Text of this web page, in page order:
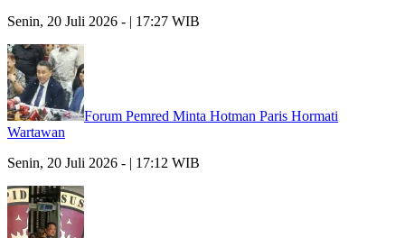
Senin, 20 Juli 2026 - | 17:27 WIB
Forum Pemred Minta Hotman Paris Hormati
Wartawan
Senin, 20 Juli 2026 - | 17:12 WIB